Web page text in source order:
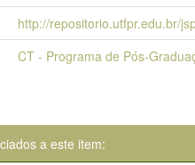
http://repositorio.utfpr.edu.br/
CT - Programa de Pós-
a este item: